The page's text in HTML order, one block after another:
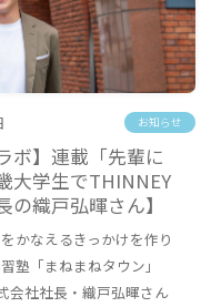
お知らせ
ボ】連載「先輩に
学生でTHINNEY
の織戸弘暉さん】
かなえるきっかけを作り
塾「まねまねタウン」
会社社長・織戸弘暉さん